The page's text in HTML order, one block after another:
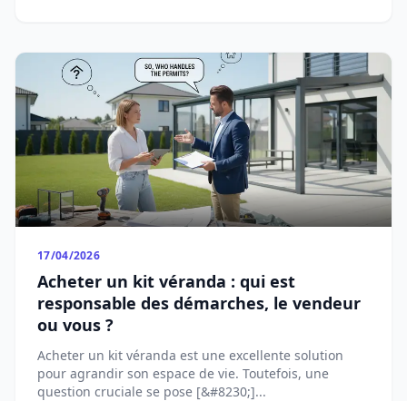
17/04/2026
Acheter un kit véranda : qui est
responsable des démarches, le vendeur
ou vous ?
Acheter un kit véranda est une excellente solution
pour agrandir son espace de vie. Toutefois, une
question cruciale se pose [&#8230;]...